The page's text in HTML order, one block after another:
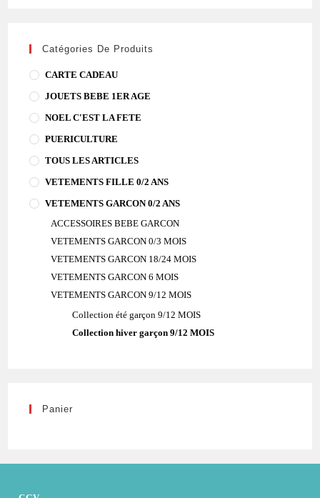
Catégories De Produits
CARTE CADEAU
JOUETS BEBE 1ER AGE
NOEL C'EST LA FETE
PUERICULTURE
TOUS LES ARTICLES
VETEMENTS FILLE 0/2 ANS
VETEMENTS GARCON 0/2 ANS
ACCESSOIRES BEBE GARCON
VETEMENTS GARCON 0/3 MOIS
VETEMENTS GARCON 18/24 MOIS
VETEMENTS GARCON 6 MOIS
VETEMENTS GARCON 9/12 MOIS
Collection été garçon 9/12 MOIS
Collection hiver garçon 9/12 MOIS
Panier